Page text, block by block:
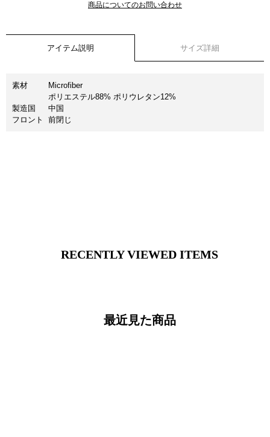
商品についてのお問い合わせ
アイテム説明 サイズ詳細
素材
Microfiber
ポリエステル88% ポリウレタン12%
製造国
中国
フロント
前閉じ
RECENTLY VIEWED ITEMS
最近見た商品